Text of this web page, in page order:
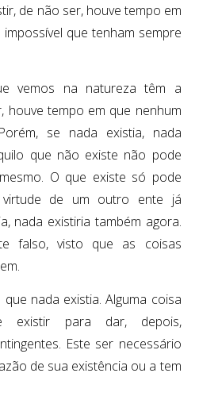
de não ser, houve tempo em
que tenham sempre
vemos na natureza têm a
houve tempo em que nenhum
se nada existia, nada
que não existe não pode
O que existe só pode
de um outro ente já
nada existiria também agora.
falso, visto que as coisas
nada existia. Alguma coisa
existir para dar, depois,
Este ser necessário
de sua existência ou a tem